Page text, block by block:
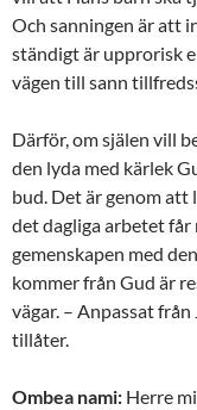
Och sanningen är att
ständigt är upprorisk
vägen till sann
Därför, om själen vill
den lyda med kärlek
bud. Det är genom att
det dagliga arbetet
gemenskapen med
kommer från Gud är
vägar. – Anpassat
tillåter.
Ombea nami: Herre